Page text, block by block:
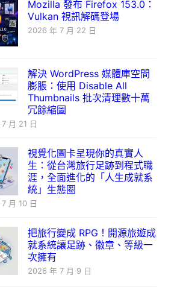
Mozilla 發布 Firefox 153.0：
Vulkan 視訊解碼登場
2026 年 7 月 22 日
解決 WordPress 媒體庫空間
膨脹：使用 Disable All
Thumbnails 批次清理數十萬
冗餘縮圖
月 21 日
視覺化圖卡呈現你的真實人
生：從台灣旅行足跡到程式職
涯，全面進化的「人生成就系
統」生態圈
月 10 日
把旅行變成 RPG！開源旅遊成
就系統讓足跡、徽章、等級一
次擁有
2026 年 7 月 9 日